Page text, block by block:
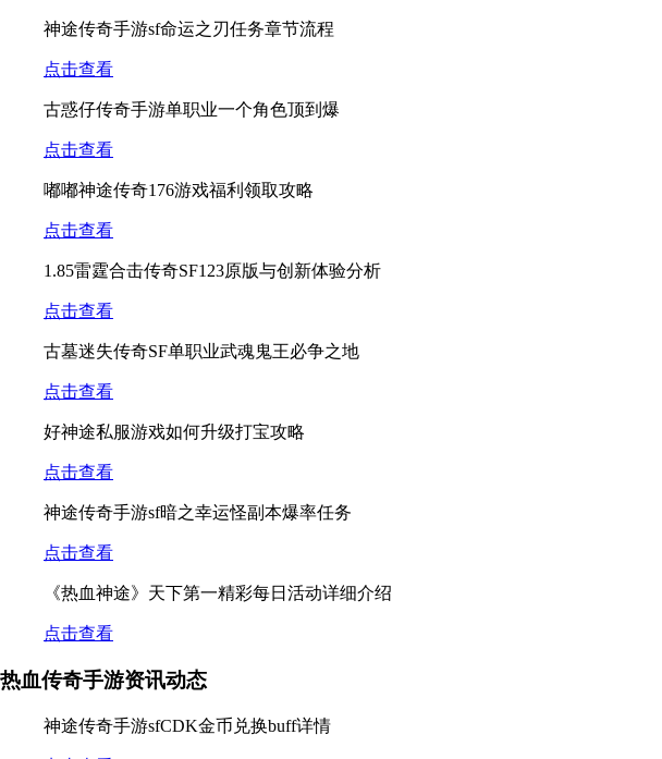
神途传奇手游sf命运之刃任务章节流程
点击查看
古惑仔传奇手游单职业一个角色顶到爆
点击查看
嘟嘟神途传奇176游戏福利领取攻略
点击查看
1.85雷霆合击传奇SF123原版与创新体验分析
点击查看
古墓迷失传奇SF单职业武魂鬼王必争之地
点击查看
好神途私服游戏如何升级打宝攻略
点击查看
神途传奇手游sf暗之幸运怪副本爆率任务
点击查看
《热血神途》天下第一精彩每日活动详细介绍
点击查看
热血传奇手游资讯动态
神途传奇手游sfCDK金币兑换buff详情